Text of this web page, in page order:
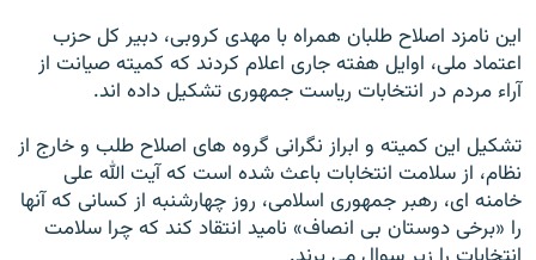
اين نامزد اصلاح طلبان همراه با مهدى كروبى، دبير كل حزب
اعتماد ملى، اوايل هفته جارى اعلام كردند كه كميته صيانت از
آراء مردم در انتخابات رياست جمهورى تشكيل داده اند.
تشكيل اين كميته و ابراز نگرانى گروه هاى اصلاح طلب و خارج از
نظام، از سلامت انتخابات باعث شده است كه آيت الله على
خامنه اى، رهبر جمهورى اسلامى، روز چهارشنبه از كسانى كه آنها
را «برخى دوستان بى انصاف» ناميد انتقاد كند كه چرا سلامت